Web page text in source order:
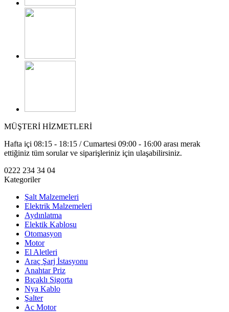
MÜŞTERİ HİZMETLERİ
Hafta içi 08:15 - 18:15 / Cumartesi 09:00 - 16:00 arası merak
ettiğiniz tüm sorular ve siparişleriniz için ulaşabilirsiniz.
0222 234 34 04
Kategoriler
Şalt Malzemeleri
Elektrik Malzemeleri
Aydınlatma
Elektik Kablosu
Otomasyon
Motor
El Aletleri
Araç Şarj İstasyonu
Anahtar Priz
Bıçaklı Sigorta
Nya Kablo
Şalter
Ac Motor